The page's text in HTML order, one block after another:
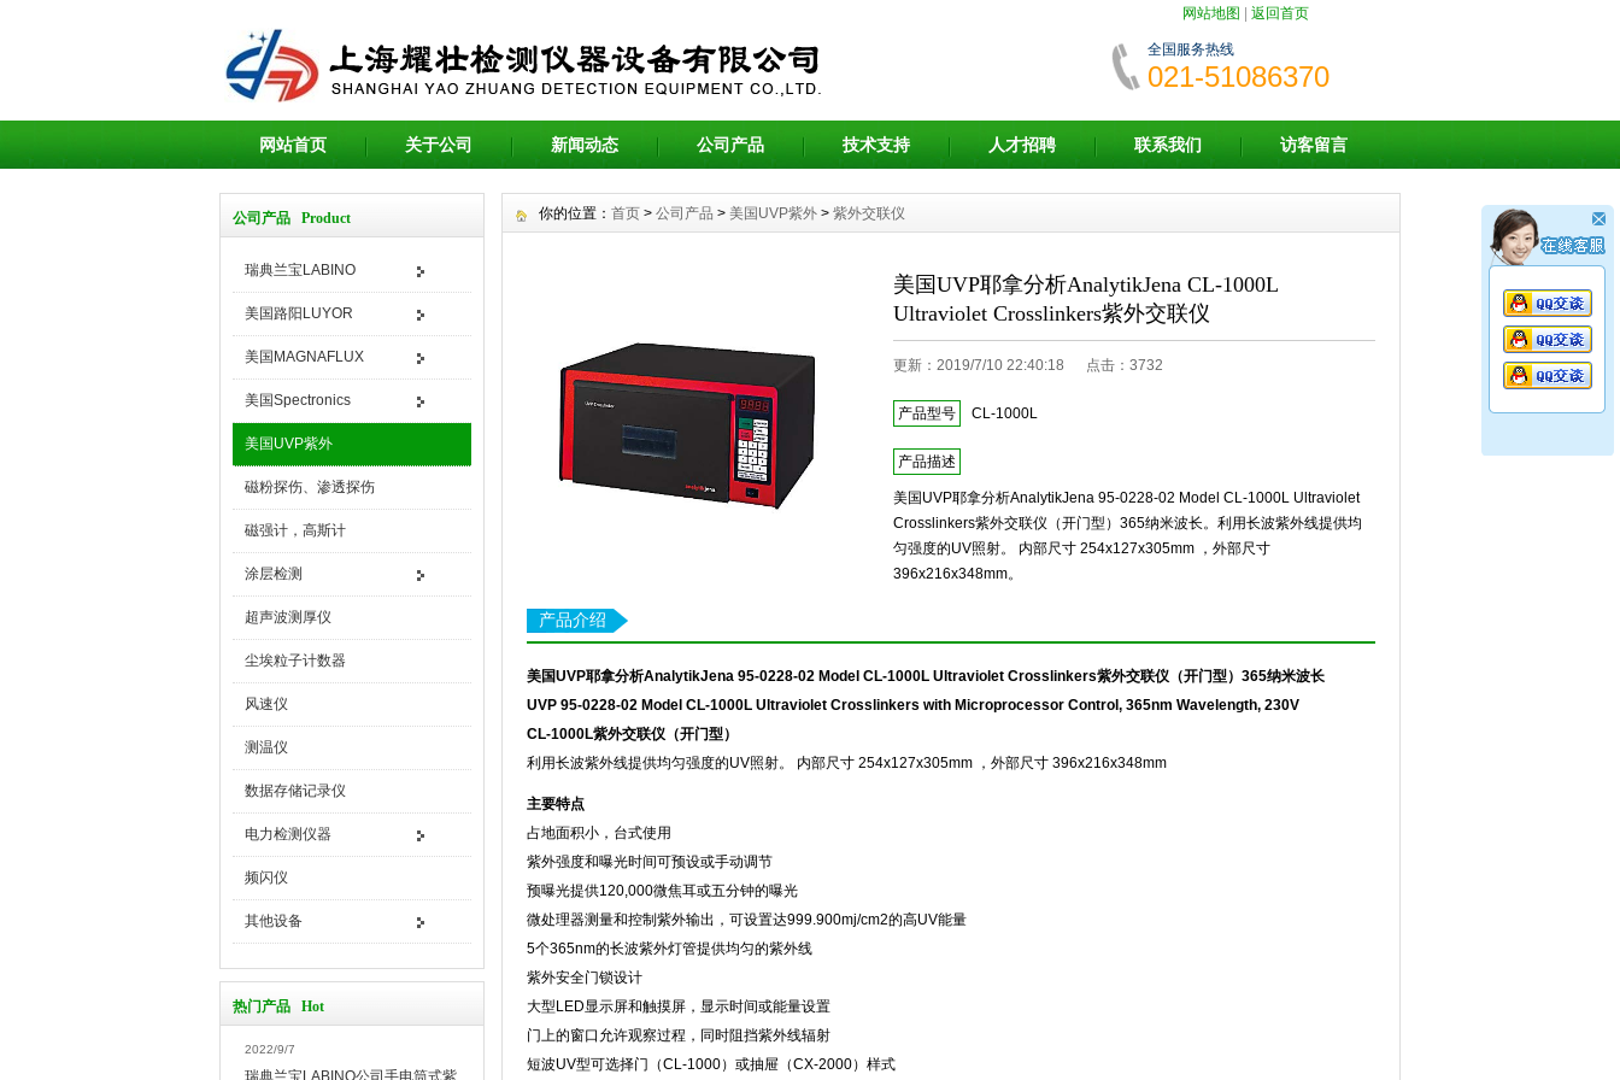
网站地图 返回首页
全国服务热线
021-51086370
网站首页 关于公司 新闻动态 公司产品 技术支持 人才招聘 联系我们 访客留言
公司产品 Product
瑞典兰宝LABINO
美国路阳LUYOR
美国MAGNAFLUX
美国Spectronics
美国UVP紫外
磁粉探伤、渗透探伤
磁强计，高斯计
涂层检测
超声波测厚仪
尘埃粒子计数器
风速仪
测温仪
数据存储记录仪
电力检测仪器
频闪仪
其他设备
热门产品 Hot
2022/9/7
瑞典兰宝LABINO公司手电筒式紫
你的位置： 首页 > 公司产品 > 美国UVP紫外 > 紫外交联仪
美国UVP耶拿分析AnalytikJena CL-1000L
Ultraviolet Crosslinkers紫外交联仪
更新：2019/7/10 22:40:18 点击：3732
产品型号 CL-1000L
产品描述
美国UVP耶拿分析AnalytikJena 95-0228-02 Model CL-1000L Ultraviolet
Crosslinkers紫外交联仪（开门型）365纳米波长。利用长波紫外线提供均
匀强度的UV照射。 内部尺寸 254x127x305mm ，外部尺寸
396x216x348mm。
产品介绍
美国UVP耶拿分析AnalytikJena 95-0228-02 Model CL-1000L Ultraviolet Crosslinkers紫外交联仪（开门型）365纳米波长
UVP 95-0228-02 Model CL-1000L Ultraviolet Crosslinkers with Microprocessor Control, 365nm Wavelength, 230V
CL-1000L紫外交联仪（开门型）
利用长波紫外线提供均匀强度的UV照射。 内部尺寸 254x127x305mm ，外部尺寸 396x216x348mm
主要特点
占地面积小，台式使用
紫外强度和曝光时间可预设或手动调节
预曝光提供120,000微焦耳或五分钟的曝光
微处理器测量和控制紫外输出，可设置达999.900mj/cm2的高UV能量
5个365nm的长波紫外灯管提供均匀的紫外线
紫外安全门锁设计
大型LED显示屏和触摸屏，显示时间或能量设置
门上的窗口允许观察过程，同时阻挡紫外线辐射
短波UV型可选择门（CL-1000）或抽屉（CX-2000）样式